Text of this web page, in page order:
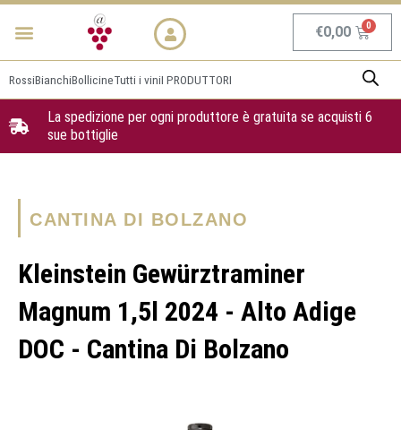
Vai
Menu €0,00
RossiBianchiBollicineTutti i viniI PRODUTTORI
La spedizione per ogni produttore è gratuita se acquisti 6
sue bottiglie
CANTINA DI BOLZANO
Kleinstein Gewürztraminer
Magnum 1,5l 2024 - Alto Adige
DOC - Cantina Di Bolzano